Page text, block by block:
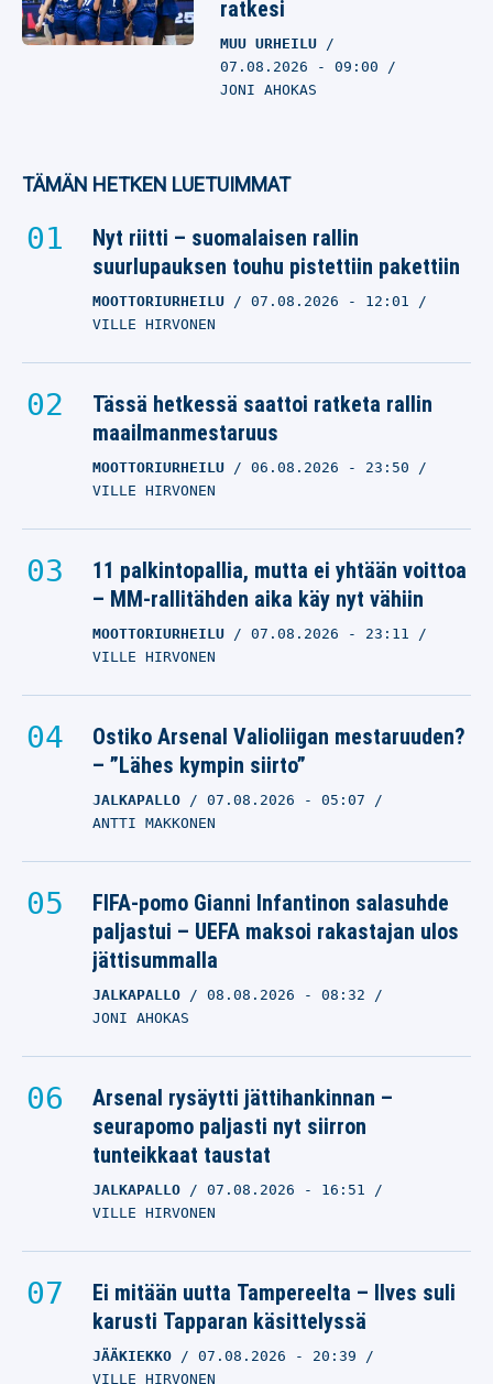
ratkesi
MUU URHEILU
07.08.2026 - 09:00
JONI AHOKAS
TÄMÄN HETKEN LUETUIMMAT
Nyt riitti – suomalaisen rallin
suurlupauksen touhu pistettiin pakettiin
MOOTTORIURHEILU 07.08.2026 - 12:01
VILLE HIRVONEN
Tässä hetkessä saattoi ratketa rallin
maailmanmestaruus
MOOTTORIURHEILU 06.08.2026 - 23:50
VILLE HIRVONEN
11 palkintopallia, mutta ei yhtään voittoa
– MM-rallitähden aika käy nyt vähiin
MOOTTORIURHEILU 07.08.2026 - 23:11
VILLE HIRVONEN
Ostiko Arsenal Valioliigan mestaruuden?
– ”Lähes kympin siirto”
JALKAPALLO 07.08.2026 - 05:07
ANTTI MAKKONEN
FIFA-pomo Gianni Infantinon salasuhde
paljastui – UEFA maksoi rakastajan ulos
jättisummalla
JALKAPALLO 08.08.2026 - 08:32
JONI AHOKAS
Arsenal rysäytti jättihankinnan –
seurapomo paljasti nyt siirron
tunteikkaat taustat
JALKAPALLO 07.08.2026 - 16:51
VILLE HIRVONEN
Ei mitään uutta Tampereelta – Ilves suli
karusti Tapparan käsittelyssä
JÄÄKIEKKO 07.08.2026 - 20:39
VILLE HIRVONEN